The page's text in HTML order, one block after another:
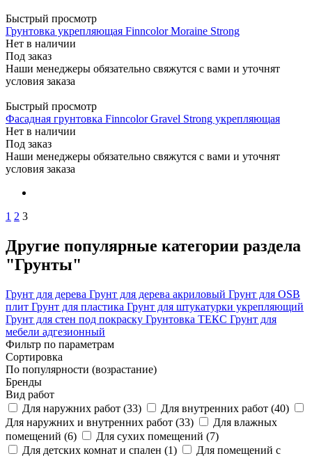
Быстрый просмотр
Грунтовка укрепляющая Finncolor Moraine Strong
Нет в наличии
Под заказ
Наши менеджеры обязательно свяжутся с вами и уточнят
условия заказа
Быстрый просмотр
Фасадная грунтовка Finncolor Gravel Strong укрепляющая
Нет в наличии
Под заказ
Наши менеджеры обязательно свяжутся с вами и уточнят
условия заказа
1 2 3
Другие популярные категории раздела
"Грунты"
Грунт для дерева Грунт для дерева акриловый Грунт для OSB
плит Грунт для пластика Грунт для штукатурки укрепляющий
Грунт для стен под покраску Грунтовка ТЕКС Грунт для
мебели адгезионный
Фильтр по параметрам
Сортировка
По популярности (возрастание)
Бренды
Вид работ
Для наружних работ (33) Для внутренних работ (40)
Для наружних и внутренних работ (33)
Для влажных
помещений (6) Для сухих помещений (7)
Для детских комнат и спален (1) Для помещений с